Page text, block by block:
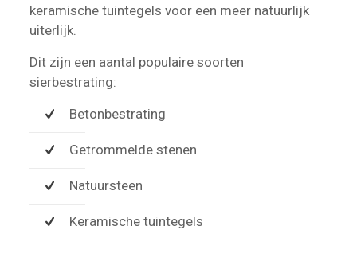
keramische tuintegels voor een meer natuurlijk
uiterlijk.
Dit zijn een aantal populaire soorten
sierbestrating:
Betonbestrating
Getrommelde stenen
Natuursteen
Keramische tuintegels